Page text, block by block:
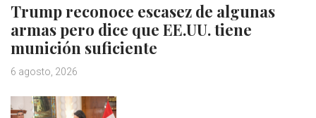
Trump reconoce escasez de algunas
armas pero dice que EE.UU. tiene
munición suficiente
6 agosto, 2026